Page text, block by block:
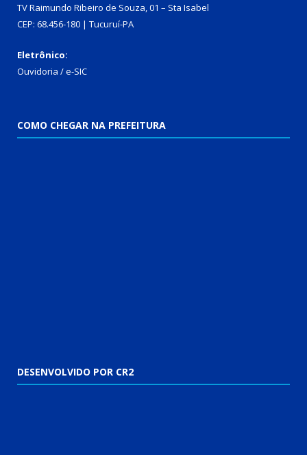
TV Raimundo Ribeiro de Souza, 01 – Sta Isabel
CEP: 68.456-180 | Tucuruí-PA
Eletrônico:
Ouvidoria /e-SIC
COMO CHEGAR NA PREFEITURA
DESENVOLVIDO POR CR2